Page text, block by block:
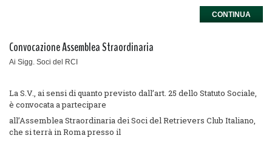
CONTINUA
Convocazione Assemblea Straordinaria
Ai Sigg. Soci del RCI
La S.V., ai sensi di quanto previsto dall’art. 25 dello Statuto Sociale,
è convocata a partecipare
all’Assemblea Straordinaria dei Soci del Retrievers Club Italiano,
che si terrà in Roma presso il